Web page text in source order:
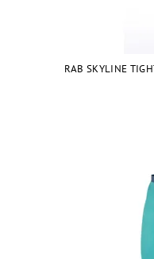
RAB SKYLINE